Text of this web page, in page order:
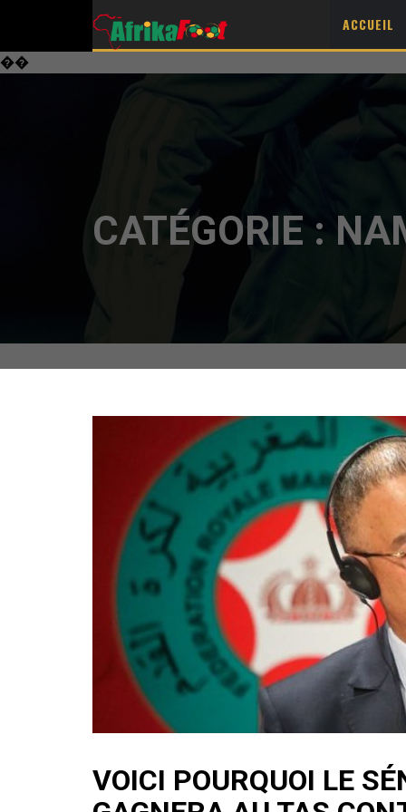
ACCUEIL
��
CATÉGORIE :
VOICI POURQUOI LE